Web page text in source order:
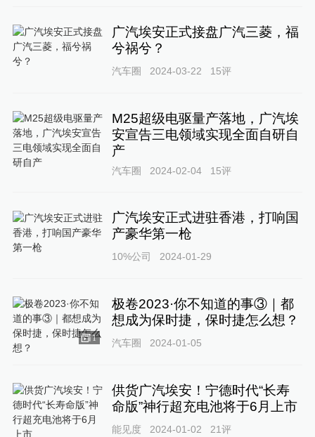
广汽埃安正式接盘广汽三菱，福
兮祸兮？
汽车圈 2024-03-22 15评
M25超级电驱量产落地，广汽埃
安宣告三电领域实现全面自研自
产
汽车圈 2024-02-04 15评
广汽埃安正式进驻香港，打响国
产豪华第一枪
10%公司 2024-01-29
1
极卷2023·你不知道的事③｜都
想成为保时捷，保时捷怎么想？
汽车圈 2024-01-05
供货广汽埃安！宁德时代“长寿
命版”神行超充电池将于6月上市
能见度 2024-01-02 21评